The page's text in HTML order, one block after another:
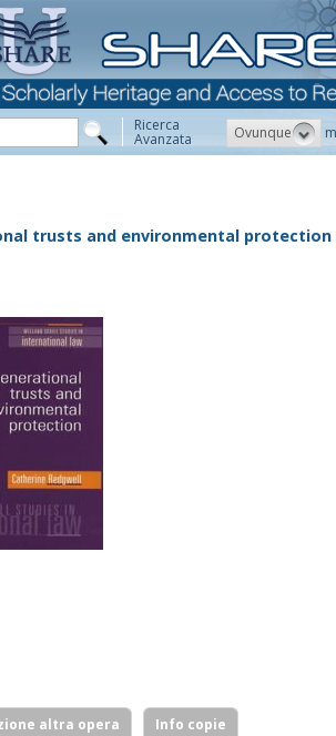
Ricerca
Avanzata Ovunque
trusts and environmental protection
altra opera Info copie